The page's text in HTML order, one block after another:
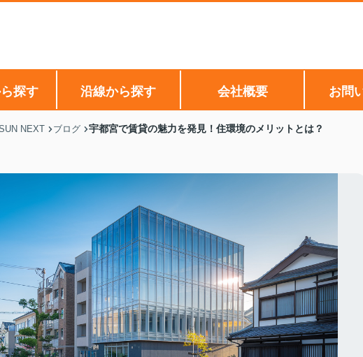
探す 沿線から探す 会社概要 お問
NEXT ブログ 宇都宮で賃貸の魅力を発見！住環境のメリットとは？